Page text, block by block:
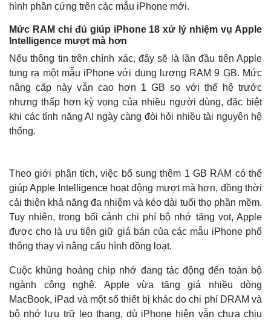
hình phần cứng trên các mẫu iPhone mới.
Mức RAM chỉ đủ giúp iPhone 18 xử lý nhiệm vụ Apple
Intelligence mượt mà hơn
Nếu thông tin trên chính xác, đây sẽ là lần đầu tiên Apple
tung ra một mẫu iPhone với dung lượng RAM 9 GB. Mức
nâng cấp này vẫn cao hơn 1 GB so với thế hệ trước
nhưng thấp hơn kỳ vọng của nhiều người dùng, đặc biệt
khi các tính năng AI ngày càng đòi hỏi nhiều tài nguyên hệ
thống.
Theo giới phân tích, việc bổ sung thêm 1 GB RAM có thể
giúp Apple Intelligence hoạt động mượt mà hơn, đồng thời
cải thiện khả năng đa nhiệm và kéo dài tuổi thọ phần mềm.
Tuy nhiên, trong bối cảnh chi phí bộ nhớ tăng vọt, Apple
được cho là ưu tiên giữ giá bán của các mẫu iPhone phổ
thông thay vì nâng cấu hình đồng loạt.
Cuộc khủng hoảng chip nhớ đang tác động đến toàn bộ
ngành công nghệ. Apple vừa tăng giá nhiều dòng
MacBook, iPad và một số thiết bị khác do chi phí DRAM và
bộ nhớ lưu trữ leo thang, dù iPhone hiện vẫn chưa chịu